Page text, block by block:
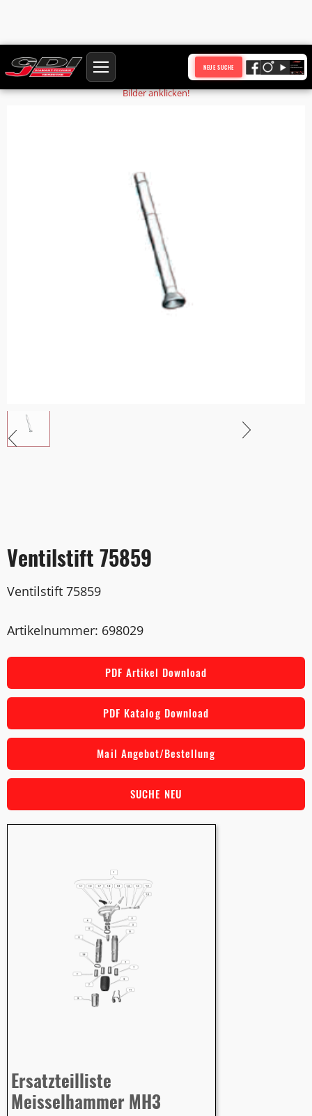
NEUE SUCHE
Startseite Produkte Ventilstift 75859
Bilder anklicken!
Ventilstift 75859
Ventilstift 75859
Artikelnummer: 698029
PDF Artikel Download
PDF Katalog Download
Mail Angebot/Bestellung
SUCHE NEU
Ersatzteilliste
Meisselhammer MH3